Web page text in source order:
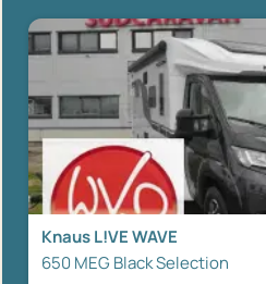
Knaus L!VE WAVE
650 MEG Black Selection